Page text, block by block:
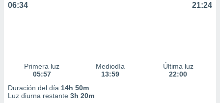
06:34 21:24
Primera luz
05:57
Mediodía
13:59
Última luz
22:00
Duración del día 14h 50m
Luz diurna restante 3h 20m